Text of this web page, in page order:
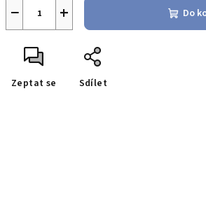
+
− Do
Zeptat se Sdílet